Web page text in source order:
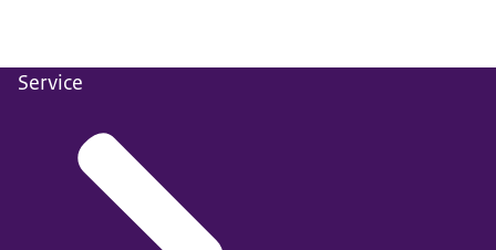
Service